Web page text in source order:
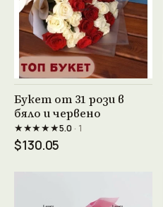
Виж продукта →
Букет от 31 рози в
бяло и червено
★★★★★5.0· 1
$130.05